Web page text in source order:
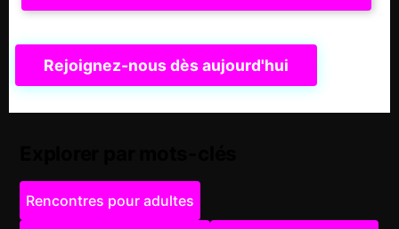
Rejoignez-nous dès aujourd'hui
Rencontres pour adultes